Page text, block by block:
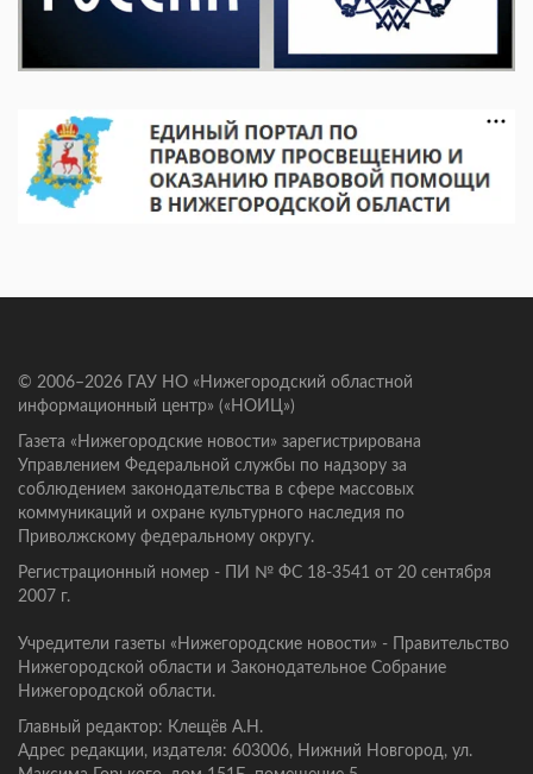
© 2006–2026 ГАУ НО «Нижегородский областной
информационный центр» («НОИЦ»)
Газета «Нижегородские новости» зарегистрирована
Управлением Федеральной службы по надзору за
соблюдением законодательства в сфере массовых
коммуникаций и охране культурного наследия по
Приволжскому федеральному округу.
Регистрационный номер - ПИ № ФС 18-3541 от 20 сентября
2007 г.
Учредители газеты «Нижегородские новости» - Правительство
Нижегородской области и Законодательное Собрание
Нижегородской области.
Главный редактор: Клещёв А.Н.
Адрес редакции, издателя: 603006, Нижний Новгород, ул.